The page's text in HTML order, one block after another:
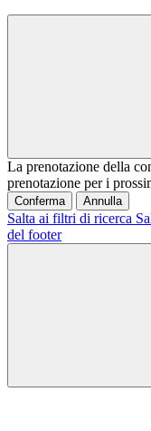
La prenotazione della
prenotazione per i
Conferma Annulla
Salta ai filtri di ricerca
del footer